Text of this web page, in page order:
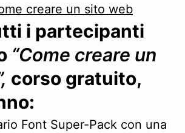
i partecipanti
“Come creare un
corso gratuito,
Font Super-Pack con una